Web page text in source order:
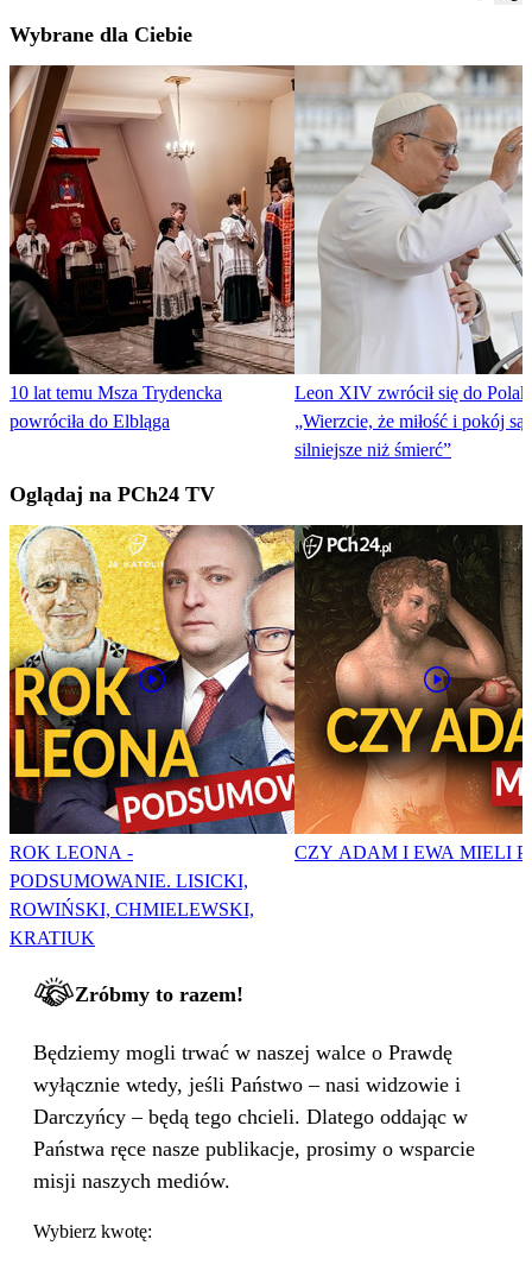
Wybrane dla Ciebie
10 lat temu Msza Trydencka
powróciła do Elbląga
Leon XIV zwrócił się do
„Wierzcie, że miłość i pokój są
silniejsze niż śmierć”
Oglądaj na PCh24 TV
ROK LEONA -
PODSUMOWANIE. LISICKI,
ROWIŃSKI, CHMIELEWSKI,
KRATIUK
CZY ADAM I EWA MIELI
Zróbmy to razem!
Będziemy mogli trwać w naszej walce o Prawdę
wyłącznie wtedy, jeśli Państwo – nasi widzowie i
Darczyńcy – będą tego chcieli. Dlatego oddając w
Państwa ręce nasze publikacje, prosimy o wsparcie
misji naszych mediów.
Wybierz kwotę: